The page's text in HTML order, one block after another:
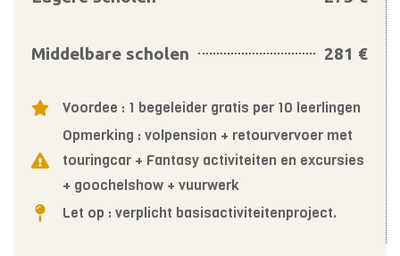
Middelbare scholen 281 €
Voordee : 1 begeleider gratis per 10 leerlingen
Opmerking : volpension + retourvervoer met
touringcar + Fantasy activiteiten en excursies
+ goochelshow + vuurwerk
Let op : verplicht basisactiviteitenproject.